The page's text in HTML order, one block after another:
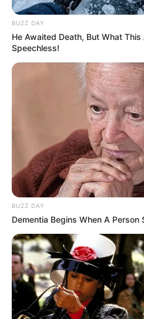
BUZZ DAY
He Awaited Death, But What
Speechless!
BUZZ DAY
Dementia Begins When A Person